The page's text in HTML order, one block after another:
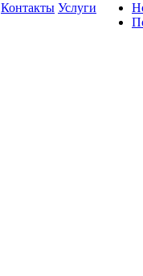
Контакты Услуги